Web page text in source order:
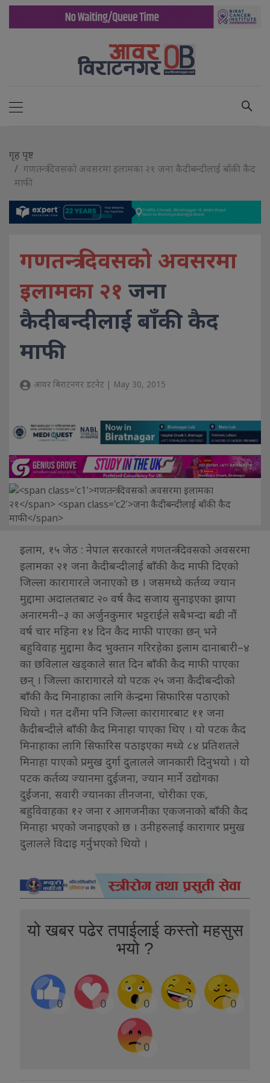
गृह पृष्ट
गणतन्त्र दिवसको अवसरमा इलामका २१ जना कैदीबन्दीलाई बाँकी कैद
माफी
गणतन्त्र दिवसको अवसरमा
इलामका २१ जना
कैदीबन्दीलाई बाँकी कैद
माफी
आवर बिराटनगर डटनेट | May 30, 2015
इलाम, १५ जेठ : नेपाल सरकारले गणतन्त्र दिवसको अवसरमा
इलामका २१ जना कैदीबन्दीलाई बाँकी कैद माफी दिएको
जिल्ला कारागारले जनाएको छ । जसमध्ये कर्तव्य ज्यान
मुद्दामा अदालतबाट २० वर्ष कैद सजाय सुनाइएका झापा
अनारमनी–३ का अर्जुनकुमार भट्टराईले सबैभन्दा बढी नौं
वर्ष चार महिना १४ दिन कैद माफी पाएका छन् भने
बहुविवाह मुद्दामा कैद भुक्तान गरिरहेका इलाम दानाबारी–४
का छविलाल खड्काले सात दिन बाँकी कैद माफी पाएका
छन् । जिल्ला कारागारले यो पटक २५ जना कैदीबन्दीको
बाँकी कैद मिनाहाका लागि केन्द्रमा सिफारिस पठाएको
थियो । गत दशैंमा पनि जिल्ला कारागारबाट ११ जना
कैदीबन्दीले बाँकी कैद मिनाहा पाएका थिए । यो पटक कैद
मिनाहाका लागि सिफारिस पठाइएका मध्ये ८४ प्रतिशतले
मिनाहा पाएको प्रमुख दुर्गा दुलालले जानकारी दिनुभयो । यो
पटक कर्तव्य ज्यानमा दुईजना, ज्यान मार्ने उद्योगका
दुईजना, सवारी ज्यानका तीनजना, चोरीका एक,
बहुविवाहका १२ जना र आगजनीका एकजनाको बाँकी कैद
मिनाहा भएको जनाइएको छ । उनीहरुलाई कारागार प्रमुख
दुलालले विदाइ गर्नुभएको थियो ।
यो खबर पढेर तपाईलाई कस्तो महसुस
भयो ?
0 0 0 0 0
0